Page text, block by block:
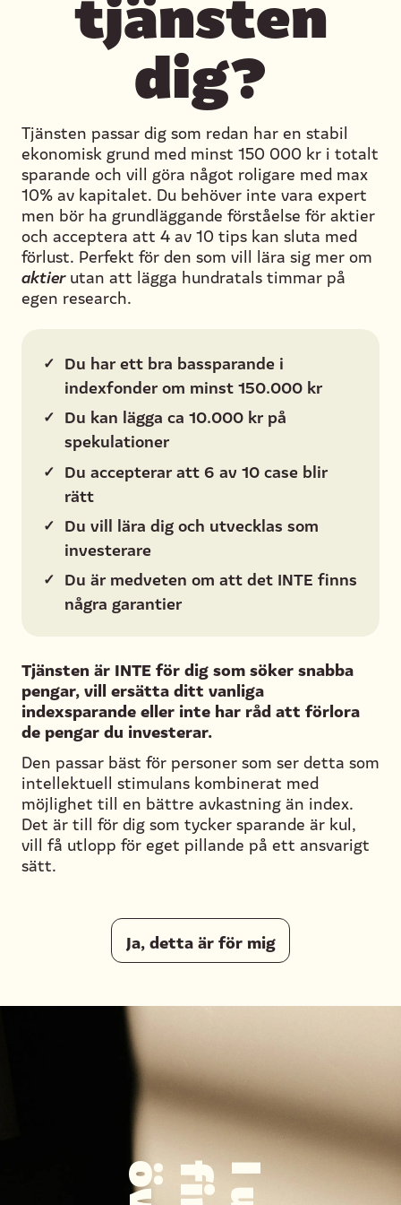
dig?
Tjänsten passar dig som redan har en stabil
ekonomisk grund med minst 150 000 kr i totalt
sparande och vill göra något roligare med max
10% av kapitalet. Du behöver inte vara expert
men bör ha grundläggande förståelse för aktier
och acceptera att 4 av 10 tips kan sluta med
förlust. Perfekt för den som vill lära sig mer om
aktierutan att lägga hundratals timmar på
egen research.
✓ Du har ett bra bassparande i
indexfonder om minst 150.000 kr
✓ Du kan lägga ca 10.000 kr på
spekulationer
✓ Du accepterar att 6 av 10 case blir
rätt
✓ Du vill lära dig och utvecklas som
investerare
✓ Du är medveten om att det INTE finns
några garantier
Tjänsten är INTE för dig som söker snabba
pengar, vill ersätta ditt vanliga
indexsparande eller inte har råd att förlora
de pengar du investerar.
Den passar bäst för personer som ser detta som
intellektuell stimulans kombinerat med
möjlighet till en bättre avkastning än index.
Det är till för dig som tycker sparande är kul,
vill få utlopp för eget pillande på ett ansvarigt
sätt.
Ja, detta är för mig